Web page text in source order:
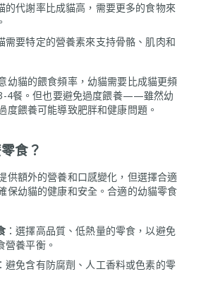
的代謝率比成貓高，需要更多的食物來
需要特定的營養素來支持骨骼、肌肉和
幼貓的餵食頻率，幼貓需要比成貓更頻
4餐。但也要避免過度餵養——雖然幼
度餵養可能導致肥胖和健康問題。
食？
供額外的營養和口感變化，但選擇合適
保幼貓的健康和安全。合適的幼貓零食
：選擇高品質、低熱量的零食，以避免
營養平衡。
避免含有防腐劑、人工香料或色素的零